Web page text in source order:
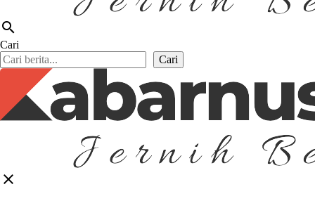
search
Cari
Cari
close